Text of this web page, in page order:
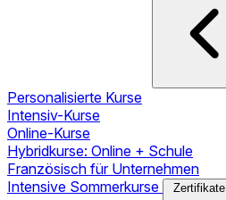
Personalisierte Kurse
Intensiv-Kurse
Online-Kurse
Hybridkurse: Online + Schule
Französisch für Unternehmen
Intensive Sommerkurse
Zertifikate